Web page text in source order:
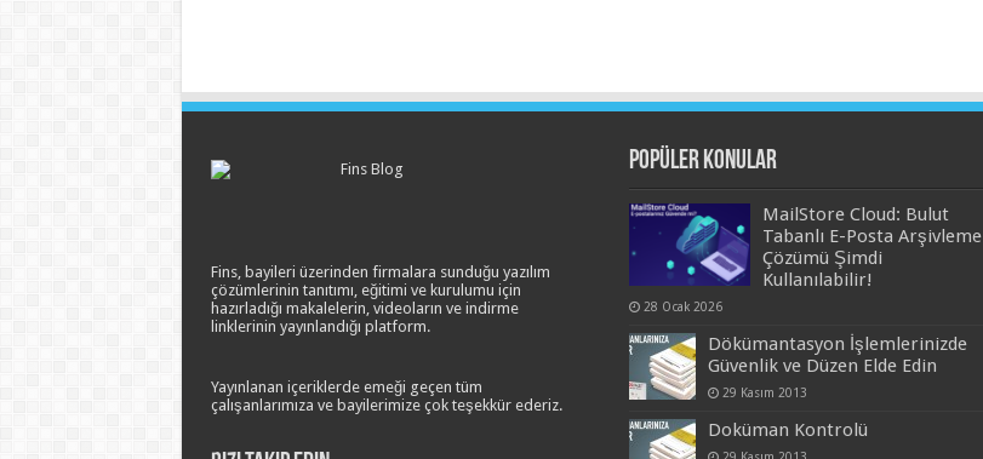
Fins, bayileri üzerinden firmalara sunduğu yazılım
çözümlerinin tanıtımı, eğitimi ve kurulumu için
hazırladığı makalelerin, videoların ve indirme
linklerinin yayınlandığı platform.
Yayınlanan içeriklerde emeği geçen tüm
çalışanlarımıza ve bayilerimize çok teşekkür ederiz.
Popüler Konular
MailStore Cloud: Bulut
Tabanlı E-Posta Arşivleme
Çözümü Şimdi
Kullanılabilir!
28 Ocak 2026
Dökümantasyon İşlemlerinizde
Güvenlik ve Düzen Elde Edin
29 Kasım 2013
Doküman Kontrolü